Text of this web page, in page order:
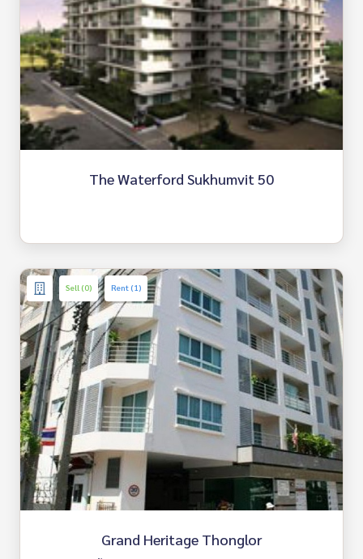
The Waterford Sukhumvit 50
Sell (0) Rent (1)
Grand Heritage Thonglor